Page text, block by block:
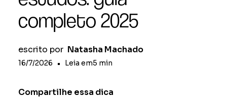
completo 2025
escrito por Natasha Machado
16/7/2026 • Leia em5 min
Compartilhe essa dica